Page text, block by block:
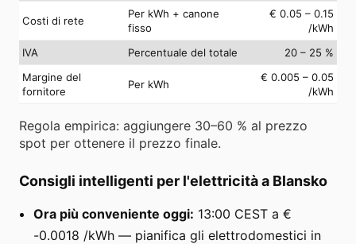
Costi di rete
Per kWh + canone
fisso
€ 0.05 – 0.15
/kWh
IVA
Percentuale del totale
20 – 25 %
Margine del
fornitore
Per kWh
€ 0.005 – 0.05
/kWh
Regola empirica: aggiungere 30–60 % al prezzo
spot per ottenere il prezzo finale.
Consigli intelligenti per l'elettricità a Blansko
Ora più conveniente oggi: 13:00 CEST a €
-0.0018 /kWh — pianifica gli elettrodomestici in